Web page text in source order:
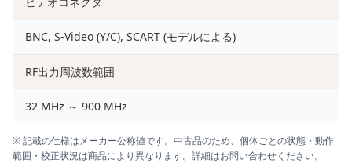
BNC, S-Video (Y/C), SCART (モデルによる)
RF出力周波数範囲
32 MHz ～ 900 MHz
※ 記載の仕様はメーカー公称値です。中古品のため、個体ごとの状態・動作
範囲・校正状況は商品により異なります。詳細はお問い合わせください。